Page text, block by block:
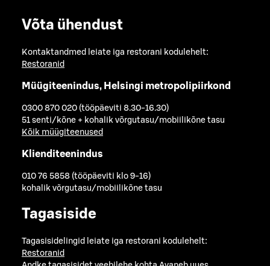
Võta ühendust
Kontaktandmed leiate iga restorani kodulehelt:
Restoranid
Müügiteenindus, Helsingi metropolipiirkond
0300 870 020 (tööpäeviti 8.30-16.30)
51 senti/kõne + kohalik võrgutasu/mobiilikõne tasu
Kõik müügiteenused
Klienditeenindus
010 76 5858 (tööpäeviti klo 9-16)
kohalik võrgutasu/mobiilikõne tasu
Tagasiside
Tagasisidelingid leiate iga restorani kodulehelt:
Restoranid